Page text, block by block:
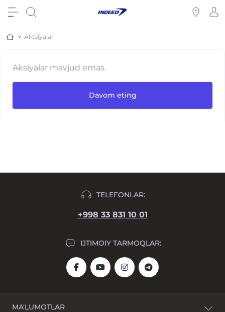
Aktsiyalar
Aksiyalar mavjud emas.
Davom eting
TELEFONLAR:
+998 33 831 10 01
IJTIMOIY TARMOQLAR:
MA'LUMOTLAR